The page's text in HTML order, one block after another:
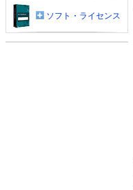
ソフト・ライセンス